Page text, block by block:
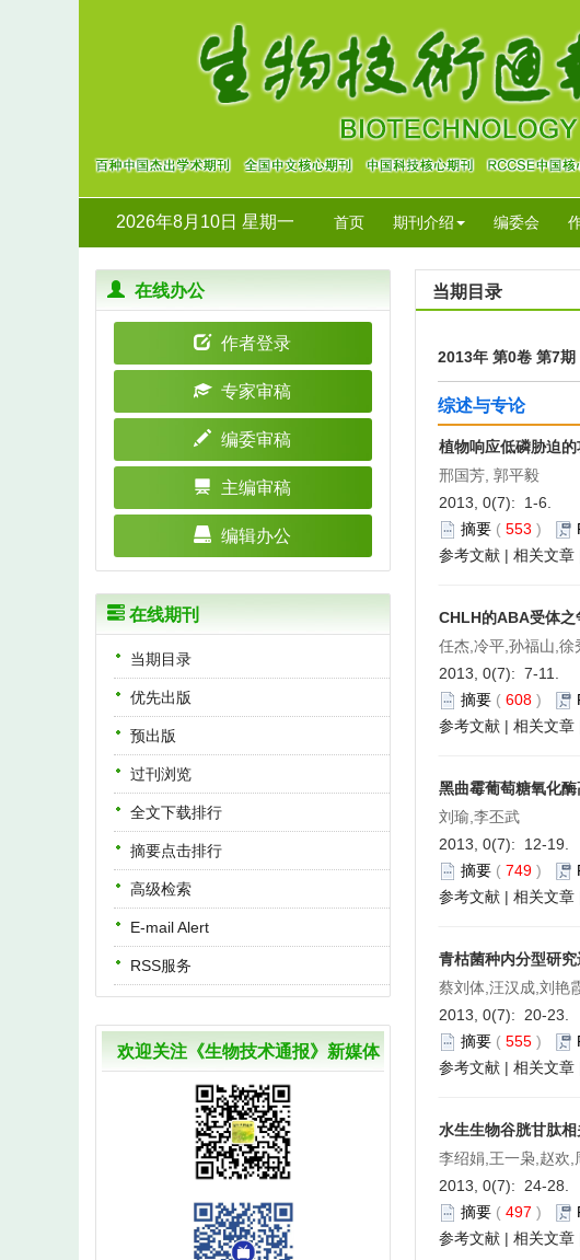
2026年8月10日 星期一 首页 期刊介绍 编委会
在线办公
作者登录
专家审稿
编委审稿
主编审稿
编辑办公
在线期刊
当期目录
优先出版
预出版
过刊浏览
全文下载排行
摘要点击排行
高级检索
E-mail Alert
RSS服务
欢迎关注《生物技术通报》新媒体
当期目录
2013年 第0卷 第7
综述与专论
植物响应低磷胁迫
邢国芳, 郭平毅
2013, 0(7): 1-6.
摘要 ( 553 )
参考文献 | 相关文章
CHLH的ABA受体之
任杰,冷平,孙福山,徐
2013, 0(7): 7-11.
摘要 ( 608 )
参考文献 | 相关文章
黑曲霉葡萄糖氧化
刘瑜,李丕武
2013, 0(7): 12-19.
摘要 ( 749 )
参考文献 | 相关文章
青枯菌种内分型研究
蔡刘体,汪汉成,刘艳
2013, 0(7): 20-23.
摘要 ( 555 )
参考文献 | 相关文章
水生生物谷胱甘肽
李绍娟,王一枭,赵欢,
2013, 0(7): 24-28.
摘要 ( 497 )
参考文献 | 相关文章